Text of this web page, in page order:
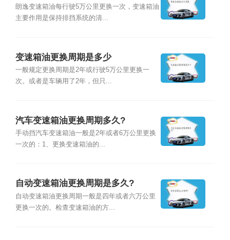
朗逸变速箱油每行驶5万公里更换一次，变速箱油
主要作用是保持排挡系统的清...
变速箱油更换周期是多少
一般规定更换周期是2年或行驶5万公里更换一
次。或者是车辆用了2年，但只...
汽车变速箱油更换周期多久?
手动挡汽车变速箱油一般是2年或者6万公里更换
一次的：1、更换变速箱油的...
自动变速箱油更换周期是多久?
自动变速箱油更换周期一般是四年或者六万公里
更换一次的。检查变速箱油的方...